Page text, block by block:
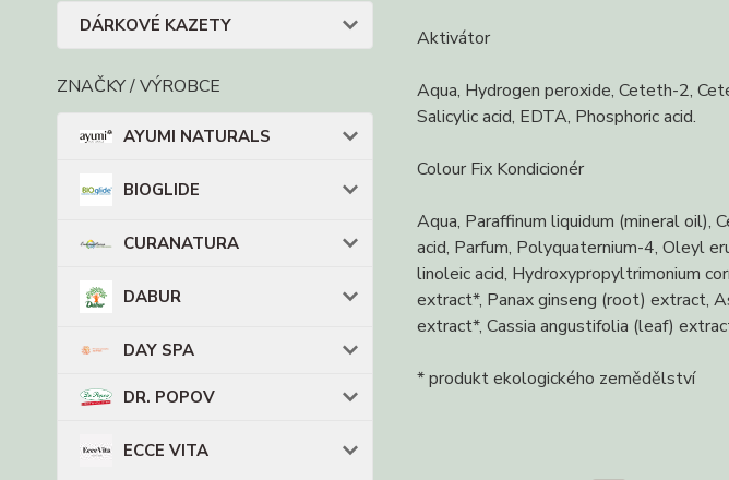
DÁRKOVÉ KAZETY
ZNAČKY / VÝROBCE
AYUMI NATURALS
BIOGLIDE
CURANATURA
DABUR
DAY SPA
DR. POPOV
ECCE VITA
Aktivátor
Aqua, Hydrogen peroxide, Ceteth-2,
Salicylic acid, EDTA, Phosphoric acid.
Colour Fix Kondicionér
Aqua, Paraffinum liquidum (mineral oil),
acid, Parfum, Polyquaternium-4, Oleyl
linoleic acid, Hydroxypropyltrimonium
extract*, Panax ginseng (root) extract,
extract*, Cassia angustifolia (leaf)
* produkt ekologického zemědělství